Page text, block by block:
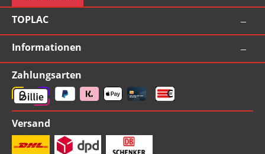
TOPLAC
Informationen
Zahlungsarten
Versand